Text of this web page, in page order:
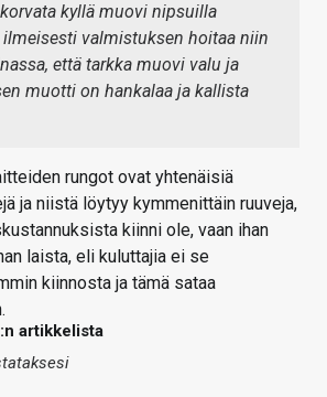
kyllä muovi nipsuilla
valmistuksen hoitaa niin
että tarkka muovi valu ja
muotti on hankalaa ja kallista
rungot ovat yhtenäisiä
ja niistä löytyy kymmenittäin ruuveja,
kiinni ole, vaan ihan
laista, eli kuluttajia ei se
kiinnosta ja tämä sataa
artikkelista